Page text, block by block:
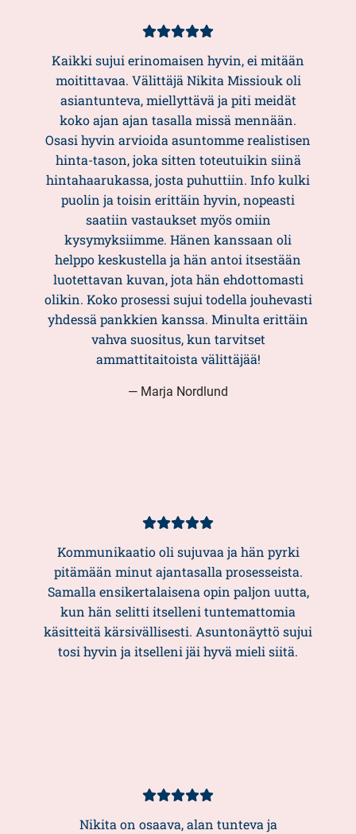
Asiakasarvio
5/5
Kaikki sujui erinomaisen hyvin, ei mitään
moitittavaa. Välittäjä Nikita Missiouk oli
asiantunteva, miellyttävä ja piti meidät
koko ajan ajan tasalla missä mennään.
Osasi hyvin arvioida asuntomme realistisen
hinta-tason, joka sitten toteutuikin siinä
hintahaarukassa, josta puhuttiin. Info kulki
puolin ja toisin erittäin hyvin, nopeasti
saatiin vastaukset myös omiin
kysymyksiimme. Hänen kanssaan oli
helppo keskustella ja hän antoi itsestään
luotettavan kuvan, jota hän ehdottomasti
olikin. Koko prosessi sujui todella jouhevasti
yhdessä pankkien kanssa. Minulta erittäin
vahva suositus, kun tarvitset
ammattitaitoista välittäjää!
— Marja Nordlund
Asiakasarvio
5/5
Kommunikaatio oli sujuvaa ja hän pyrki
pitämään minut ajantasalla prosesseista.
Samalla ensikertalaisena opin paljon uutta,
kun hän selitti itselleni tuntemattomia
käsitteitä kärsivällisesti. Asuntonäyttö sujui
tosi hyvin ja itselleni jäi hyvä mieli siitä.
Asiakasarvio
Nikita on osaava, alan tunteva ja